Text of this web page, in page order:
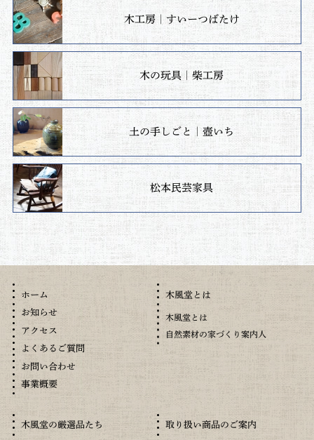
木工房｜すいーつばたけ
木の玩具｜柴工房
土の手しごと｜壺いち
松本民芸家具
ホーム
お知らせ
アクセス
よくあるご質問
お問い合わせ
事業概要
木風堂とは
木風堂とは
自然素材の家づくり案内人
木風堂の厳選品たち 取り扱い商品のご案内